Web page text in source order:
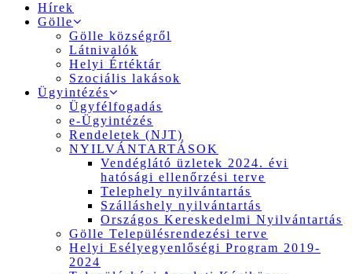
Hírek
Gölle
Gölle községről
Látnivalók
Helyi Értéktár
Szociális lakások
Ügyintézés
Ügyfélfogadás
e-Ügyintézés
Rendeletek (NJT)
NYILVÁNTARTÁSOK
Vendéglátó üzletek 2024. évi
hatósági ellenőrzési terve
Telephely nyilvántartás
Szálláshely nyilvántartás
Országos Kereskedelmi Nyilvántartás
Gölle Településrendezési terve
Helyi Esélyegyenlőségi Program 2019-
2024